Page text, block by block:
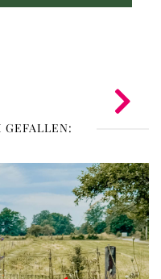
GEFALLEN: